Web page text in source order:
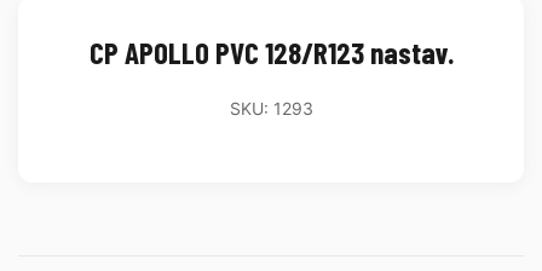
CP APOLLO PVC 128/R123 nastav.
SKU: 1293